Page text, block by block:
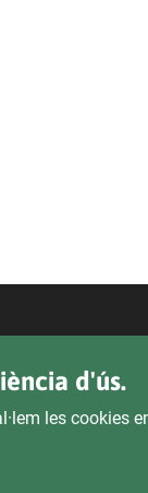
d'ús.
les cookies